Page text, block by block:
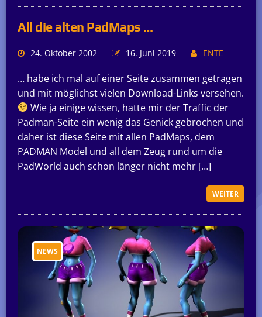
All die alten PadMaps …
24. Oktober 2002 16. Juni 2019 ENTE
… habe ich mal auf einer Seite zusammen getragen
und mit möglichst vielen Download-Links versehen.
Wie ja einige wissen, hatte mir der Traffic der
Padman-Seite ein wenig das Genick gebrochen und
daher ist diese Seite mit allen PadMaps, dem
PADMAN Model und all dem Zeug rund um die
PadWorld auch schon länger nicht mehr […]
WEITER
NEWS